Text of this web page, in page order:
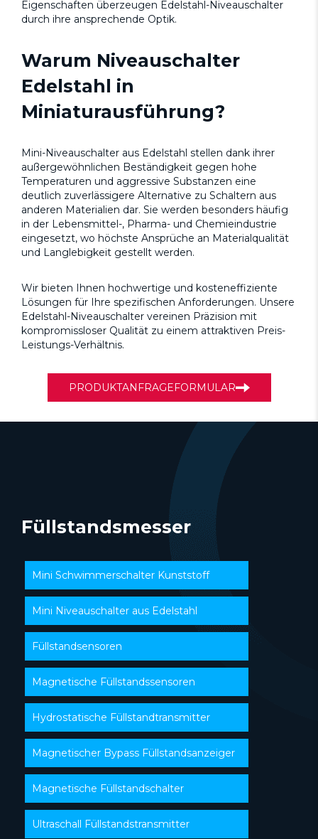
Eigenschaften überzeugen Edelstahl-Niveauschalter
durch ihre ansprechende Optik.
Warum Niveauschalter
Edelstahl in
Miniaturausführung?
Mini-Niveauschalter aus Edelstahl stellen dank ihrer
außergewöhnlichen Beständigkeit gegen hohe
Temperaturen und aggressive Substanzen eine
deutlich zuverlässigere Alternative zu Schaltern aus
anderen Materialien dar. Sie werden besonders häufig
in der Lebensmittel-, Pharma- und Chemieindustrie
eingesetzt, wo höchste Ansprüche an Materialqualität
und Langlebigkeit gestellt werden.
Wir bieten Ihnen hochwertige und kosteneffiziente
Lösungen für Ihre spezifischen Anforderungen. Unsere
Edelstahl-Niveauschalter vereinen Präzision mit
kompromissloser Qualität zu einem attraktiven Preis-
Leistungs-Verhältnis.
PRODUKTANFRAGEFORMULAR
Füllstandsmesser
Mini Schwimmerschalter Kunststoff
Mini Niveauschalter aus Edelstahl
Füllstandsensoren
Magnetische Füllstandssensoren
Hydrostatische Füllstandtransmitter
Magnetischer Bypass Füllstandsanzeiger
Magnetische Füllstandschalter
Ultraschall Füllstandstransmitter